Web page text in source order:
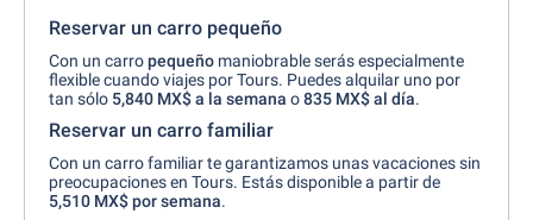
Reservar un carro pequeño
Con un carropequeño maniobrable serás especialmente
flexible cuando viajes por Tours. Puedes alquilar uno por
tan sólo 5,840 MX$ a la semana o835 MX$ al día.
Reservar un carro familiar
Con un carro familiar te garantizamos unas vacaciones sin
preocupaciones en Tours. Estás disponible a partir de
5,510 MX$porsemana.